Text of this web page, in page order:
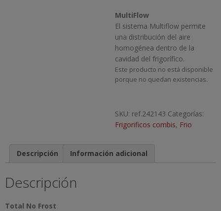
MultiFlow
El sistema Multiflow permite
una distribución del aire
homogénea dentro de la
cavidad del frigorífico.
Este producto no está disponible
porque no quedan existencias.
SKU: ref.242143 Categorías:
Frigorificos combis, Frio
Descripción Información adicional
Descripción
Total No Frost